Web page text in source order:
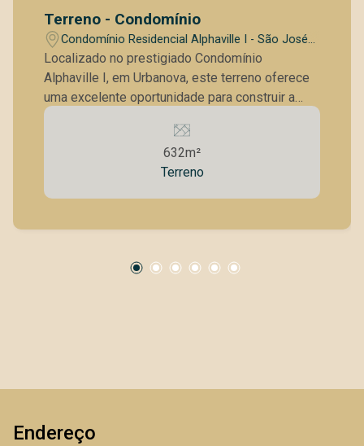
Terreno - Condomínio
Condomínio Residencial Alphaville I - São José
dos Campos/SP
Localizado no prestigiado Condomínio
Alphaville I, em Urbanova, este terreno oferece
uma excelente oportunidade para construir a
casa dos seus sonhos em um dos melhores
locais de São José dos Campos.
Características do Terreno: Topografia: com
declive, vista permanente Infraestrutura e Lazer
no Condomínio: 2 Piscinas (sendo uma infantil)
Campo de Futebol Aproveite essa chance única
vida em um dos condomínios mais valorizados
632m²
Terreno
Endereço